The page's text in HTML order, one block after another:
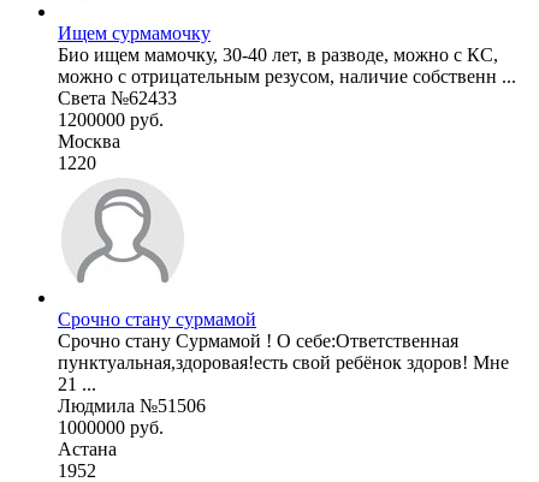
Ищем сурмамочку
Био ищем мамочку, 30-40 лет, в разводе, можно с КС,
можно с отрицательным резусом, наличие собственн ...
Света №62433
1200000 руб.
Москва
1220
Срочно стану сурмамой
Срочно стану Сурмамой ! О себе:Ответственная
пунктуальная,здоровая!есть свой ребёнок здоров! Мне
21 ...
Людмила №51506
1000000 руб.
Астана
1952